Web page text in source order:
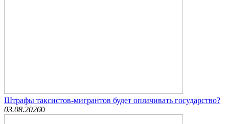
Штрафы таксистов-мигрантов будет оплачивать государство?
03.08.20260